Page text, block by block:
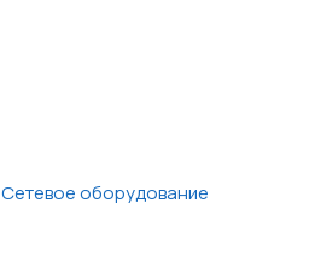
Сетевое оборудование